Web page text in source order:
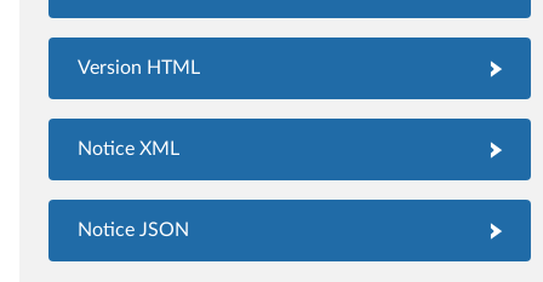
Version HTML
Notice XML
Notice JSON